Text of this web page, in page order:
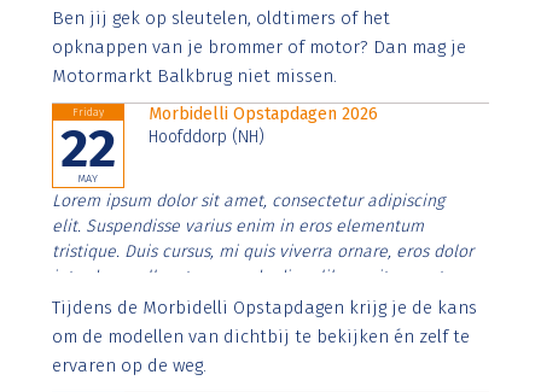
Aenean faucibus nibh et justo cursus id rutrum lorem
imperdiet. Nunc ut sem vitae risus tristique posuere.
Ben jij gek op sleutelen, oldtimers of het
opknappen van je brommer of motor? Dan mag je
Motormarkt Balkbrug niet missen.
Friday
22
MAY
Morbidelli Opstapdagen 2026
Hoofddorp (NH)
Lorem ipsum dolor sit amet, consectetur adipiscing
elit. Suspendisse varius enim in eros elementum
tristique. Duis cursus, mi quis viverra ornare, eros dolor
interdum nulla, ut commodo diam libero vitae erat.
Aenean faucibus nibh et justo cursus id rutrum lorem
imperdiet. Nunc ut sem vitae risus tristique posuere.
Tijdens de Morbidelli Opstapdagen krijg je de kans
om de modellen van dichtbij te bekijken én zelf te
ervaren op de weg.